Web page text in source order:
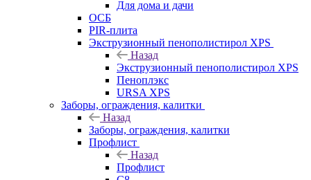
Для дома и дачи
ОСБ
PIR-плита
Экструзионный пенополистирол XPS
Назад
Экструзионный пенополистирол XPS
Пеноплэкс
URSA XPS
Заборы, ограждения, калитки
Назад
Заборы, ограждения, калитки
Профлист
Назад
Профлист